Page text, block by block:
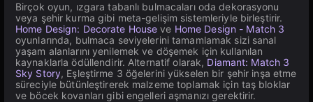
Birçok oyun, ızgara tabanlı bulmacaları oda dekorasyonu
veya şehir kurma gibi meta-gelişim sistemleriyle birleştirir.
Home Design: Decorate House ve Home Design - Match 3
oyunlarında, bulmaca seviyelerini tamamlamak sizi sanal
yaşam alanlarını yenilemek ve döşemek için kullanılan
kaynaklarla ödüllendirir. Alternatif olarak, Diamant: Match 3
Sky Story, Eşleştirme 3 öğelerini yükselen bir şehir inşa etme
süreciyle bütünleştirerek malzeme toplamak için taş bloklar
ve böcek kovanları gibi engelleri aşmanızı gerektirir.